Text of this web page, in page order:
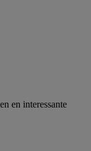
en interessante